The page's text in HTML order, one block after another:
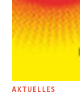
AKTUELLES